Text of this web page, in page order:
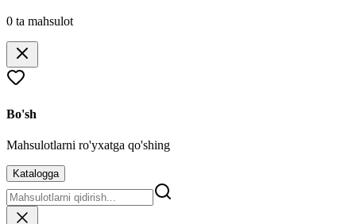
0 ta mahsulot
Bo'sh
Mahsulotlarni ro'yxatga qo'shing
Katalogga